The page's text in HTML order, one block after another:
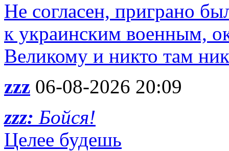
Не согласен, приграно
к украинским военным,
Великому и никто там
zzz 06-08-2026 20:09
zzz: Бойся!
Целее будешь